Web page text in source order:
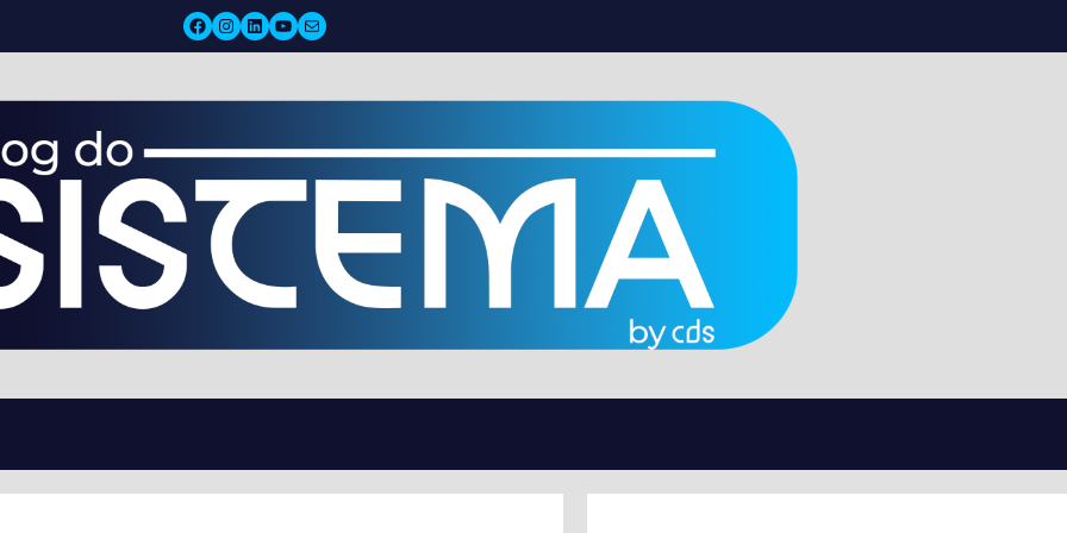
Facebook
Instagram
LinkedIn
YouTube
Mail